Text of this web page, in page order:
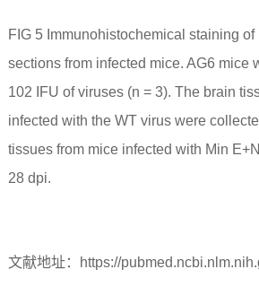
FIG 5 Immunohistochemical staining
sections from infected mice. AG6 mice
102 IFU of viruses (n = 3). The brain
infected with the WT virus were
tissues from mice infected with Min
28 dpi.
文献地址：https://